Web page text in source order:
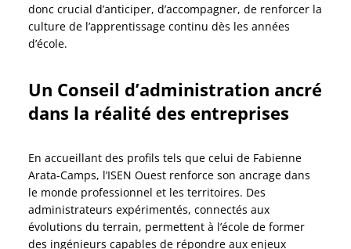
donc crucial d’anticiper, d’accompagner, de renforcer la
culture de l’apprentissage continu dès les années
d’école.
Un Conseil d’administration ancré
dans la réalité des entreprises
En accueillant des profils tels que celui de Fabienne
Arata-Camps, l’ISEN Ouest renforce son ancrage dans
le monde professionnel et les territoires. Des
administrateurs expérimentés, connectés aux
évolutions du terrain, permettent à l’école de former
des ingénieurs capables de répondre aux enjeux